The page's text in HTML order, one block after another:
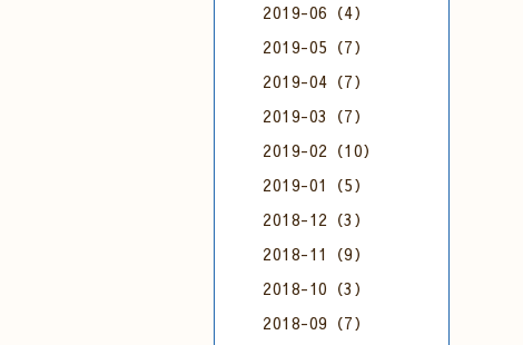
2019-06（4）
2019-05（7）
2019-04（7）
2019-03（7）
2019-02（10）
2019-01（5）
2018-12（3）
2018-11（9）
2018-10（3）
2018-09（7）